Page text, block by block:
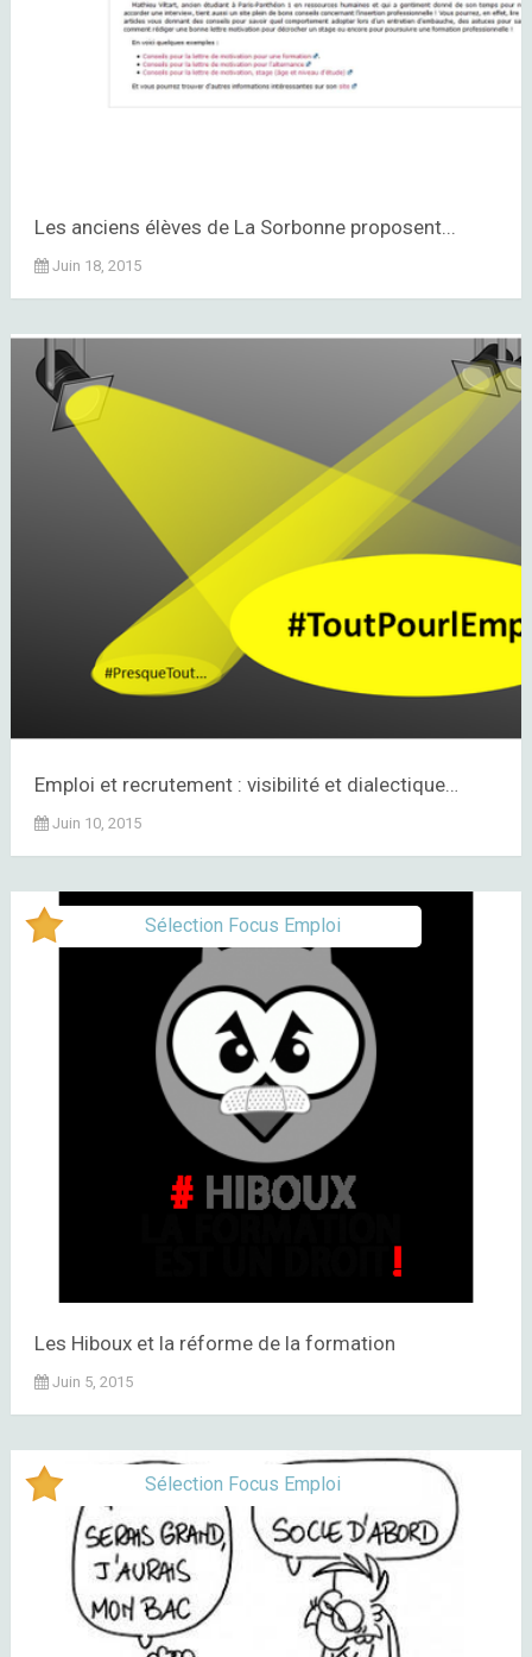
Les anciens élèves de La Sorbonne proposent...
Juin 18, 2015
Emploi et recrutement : visibilité et dialectique…
Juin 10, 2015
Sélection Focus Emploi
Les Hiboux et la réforme de la formation
Juin 5, 2015
Sélection Focus Emploi